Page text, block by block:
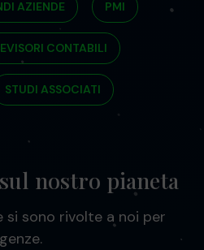
AZIENDE PMI
CONTABILI
STUDI ASSOCIATI
nostro pianeta
si sono rivolte a noi per